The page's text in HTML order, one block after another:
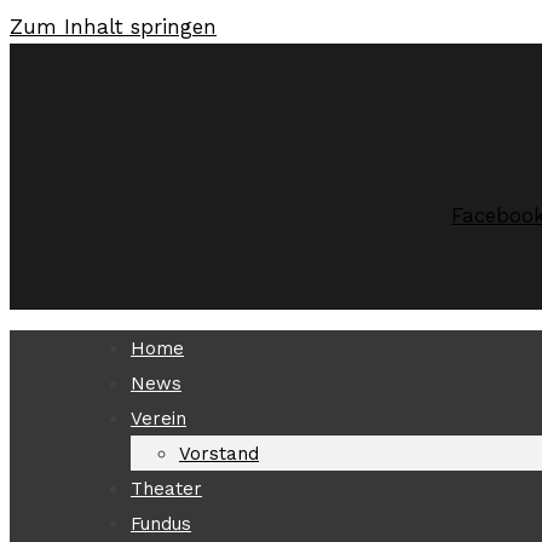
Zum Inhalt springen
Home
News
Verein
Vorstand
Theater
Fundus